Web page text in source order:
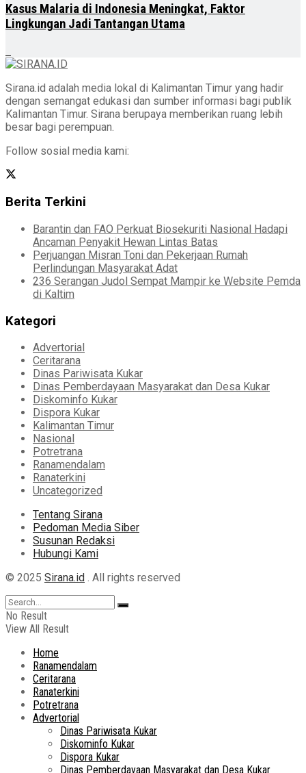
Kasus Malaria di Indonesia Meningkat, Faktor
Lingkungan Jadi Tantangan Utama
Sirana.id adalah media lokal di Kalimantan Timur yang hadir
dengan semangat edukasi dan sumber informasi bagi publik
Kalimantan Timur. Sirana berupaya memberikan ruang lebih
besar bagi perempuan.
Follow sosial media kami:
Berita Terkini
Barantin dan FAO Perkuat Biosekuriti Nasional Hadapi
Ancaman Penyakit Hewan Lintas Batas
Perjuangan Misran Toni dan Pekerjaan Rumah
Perlindungan Masyarakat Adat
236 Serangan Judol Sempat Mampir ke Website Pemda
di Kaltim
Kategori
Advertorial
Ceritarana
Dinas Pariwisata Kukar
Dinas Pemberdayaan Masyarakat dan Desa Kukar
Diskominfo Kukar
Dispora Kukar
Kalimantan Timur
Nasional
Potretrana
Ranamendalam
Ranaterkini
Uncategorized
Tentang Sirana
Pedoman Media Siber
Susunan Redaksi
Hubungi Kami
© 2025 Sirana.id . All rights reserved
No Result
View All Result
Home
Ranamendalam
Ceritarana
Ranaterkini
Potretrana
Advertorial
Dinas Pariwisata Kukar
Diskominfo Kukar
Dispora Kukar
Dinas Pemberdayaan Masyarakat dan Desa Kukar